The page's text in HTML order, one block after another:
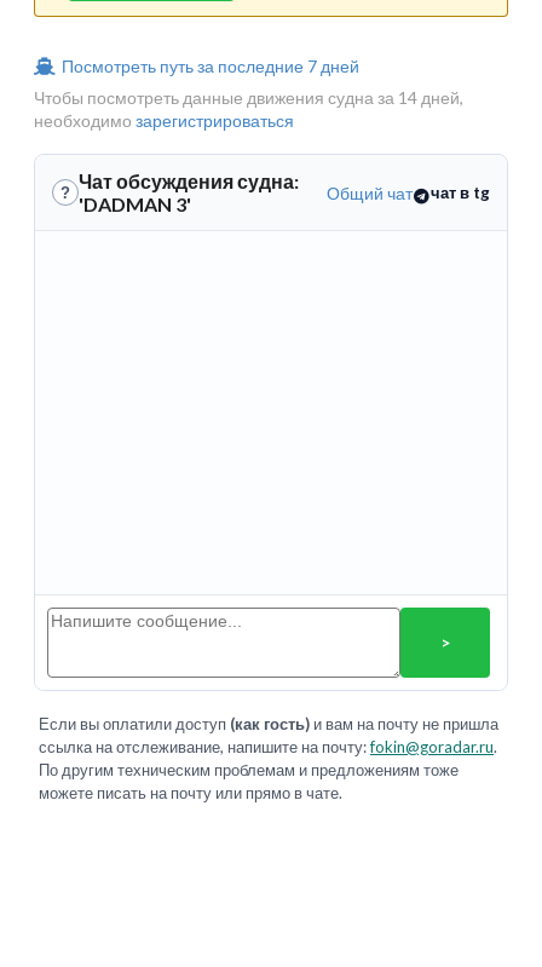
Посмотреть путь за последние 7 дней
Чтобы посмотреть данные движения судна за 14 дней,
необходимо зарегистрироваться
? Чат обсуждения судна:
'DADMAN 3'
Общий чат чат в tg
>
Если вы оплатили доступ (как гость) и вам на почту не пришла
ссылка на отслеживание, напишите на почту:fokin@goradar.ru.
По другим техническим проблемам и предложениям тоже
можете писать на почту или прямо в чате.